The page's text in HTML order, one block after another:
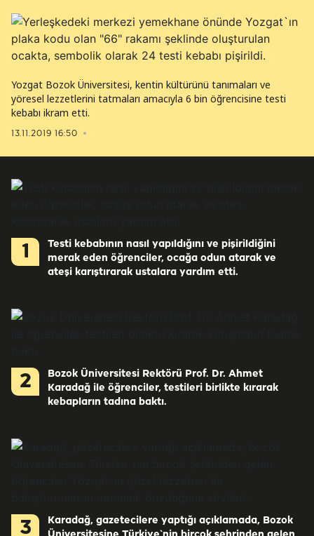
13.11.2019 16:50
Yozgat Bozok Üniversitesi, kentin kültürünü tanımaları ve
yöresel lezzetlerini tatmaları amacıyla 6 bin öğrencisine testi
kebabı ikram etti.
1
Testi kebabının nasıl yapıldığını ve pişirildiğini
merak eden öğrenciler, ocağa odun atarak ve
ateşi karıştırarak ustalara yardım etti.
2
Bozok Üniversitesi Rektörü Prof. Dr. Ahmet
Karadağ ile öğrenciler, testileri birlikte kırarak
kebapların tadına baktı.
3
Karadağ, gazetecilere yaptığı açıklamada, Bozok